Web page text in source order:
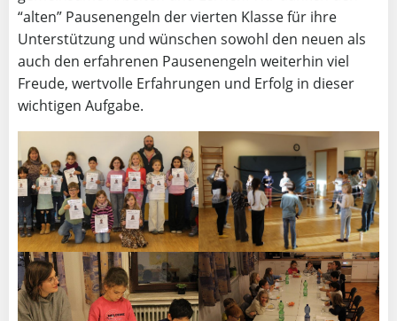
“alten” Pausenengeln der vierten Klasse für ihre
Unterstützung und wünschen sowohl den neuen als
auch den erfahrenen Pausenengeln weiterhin viel
Freude, wertvolle Erfahrungen und Erfolg in dieser
wichtigen Aufgabe.